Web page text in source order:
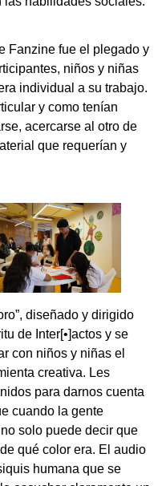
Fanzine fue el plegado y
niños y niñas
individual a su trabajo.
y como tenían
acercarse al otro de
que requerían y
diseñado y dirigido
de Inter[•]actos y se
con niños y niñas el
creativa. Les
para darnos cuenta
cuando la gente
solo puede decir que
qué color era. El audio
humana que se